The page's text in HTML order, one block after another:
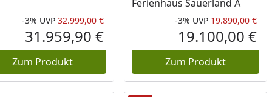
Preis Rabatt in Prozent
-3%
Ursprünglicher Preis
UVP 32.999,00 €
Aktueller Preis
31.959,90 €
Zum Produkt
Ferienhaus Sauerland A
-3% UVP 19.890,00 €
19.100,00 €
Zum Produkt